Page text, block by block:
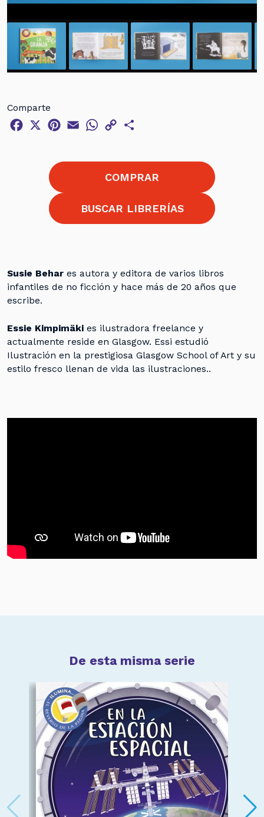
Comparte
Facebook
X Pinterest
Email WhatsApp
Copy
Link
COMPRAR
BUSCAR LIBRERÍAS
Susie Behar es autora y editora de varios libros
infantiles de no ficción y hace más de 20 años que
escribe.
Essie Kimpimäki es ilustradora freelance y
actualmente reside en Glasgow. Essi estudió
Ilustración en la prestigiosa Glasgow School of Art y su
estilo fresco llenan de vida las ilustraciones..
De esta misma serie